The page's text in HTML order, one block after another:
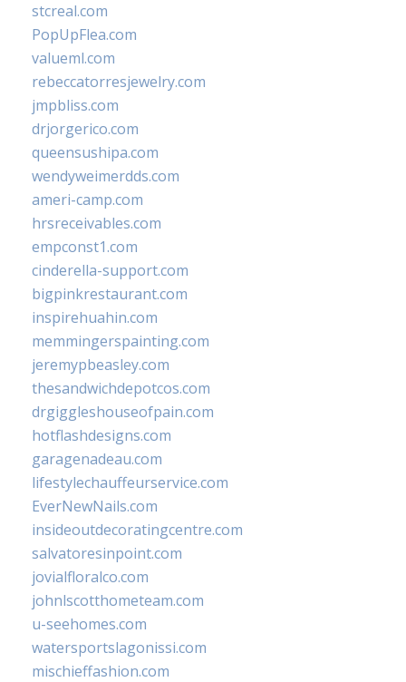
stcreal.com
PopUpFlea.com
valueml.com
rebeccatorresjewelry.com
jmpbliss.com
drjorgerico.com
queensushipa.com
wendyweimerdds.com
ameri-camp.com
hrsreceivables.com
empconst1.com
cinderella-support.com
bigpinkrestaurant.com
inspirehuahin.com
memmingerspainting.com
jeremypbeasley.com
thesandwichdepotcos.com
drgiggleshouseofpain.com
hotflashdesigns.com
garagenadeau.com
lifestylechauffeurservice.com
EverNewNails.com
insideoutdecoratingcentre.com
salvatoresinpoint.com
jovialfloralco.com
johnlscotthometeam.com
u-seehomes.com
watersportslagonissi.com
mischieffashion.com